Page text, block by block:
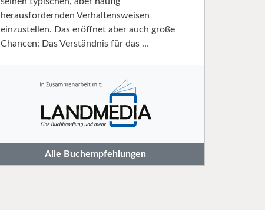
herausfordernden Verhaltensweisen
einzustellen. Das eröffnet aber auch große
Chancen: Das Verständnis für das …
Alle Buchempfehlungen